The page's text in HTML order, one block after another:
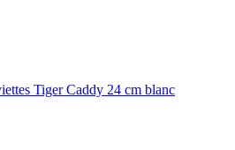
Tiger Caddy 24 cm blanc